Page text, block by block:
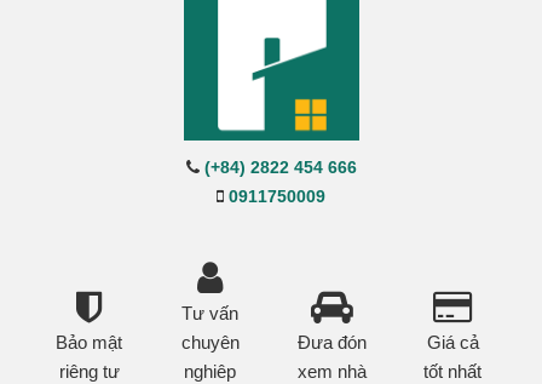
(+84) 2822 454 666
0911750009
Bảo mật
riêng tư
Tư vấn
chuyên
nghiêp
Đưa đón
xem nhà
Giá cả
tốt nhất